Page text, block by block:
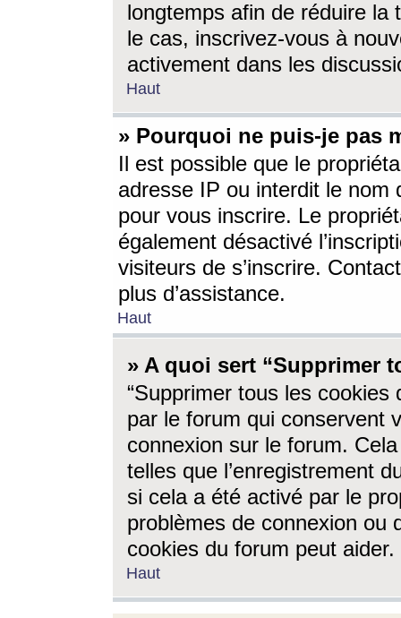
longtemps afin de réduire la
le cas, inscrivez-vous à
activement dans les
Haut
» Pourquoi ne puis-je pas
Il est possible que le
adresse IP ou interdit le nom
pour vous inscrire. Le
également désactivé
visiteurs de s’inscrire.
plus d’assistance.
Haut
» A quoi sert “Supprimer
“Supprimer tous les cookies
par le forum qui conservent
connexion sur le forum.
telles que l’enregistrement
si cela a été activé par le
problèmes de connexion ou
cookies du forum peut aider.
Haut